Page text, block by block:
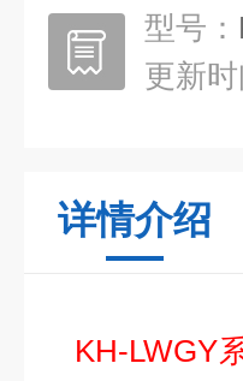
型号：
更新时
详情介绍
KH-LWGY